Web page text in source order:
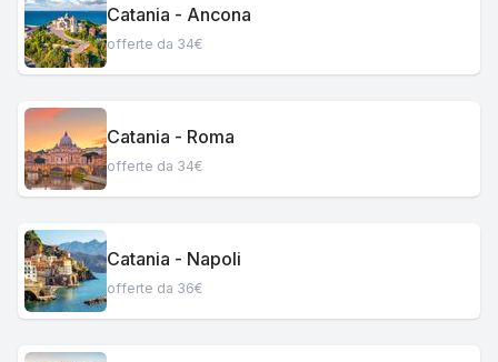
Catania - Ancona
offerte da 34€
Catania - Roma
offerte da 34€
Catania - Napoli
offerte da 36€